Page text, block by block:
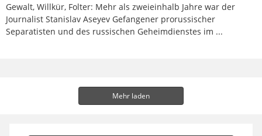
Gewalt, Willkür, Folter: Mehr als zweieinhalb Jahre war der
Journalist Stanislav Aseyev Gefangener prorussischer
Separatisten und des russischen Geheimdienstes im ...
Mehr laden